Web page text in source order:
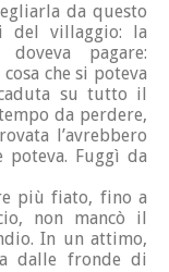
da questo
del villaggio: la
doveva pagare:
che si poteva
su tutto il
da perdere,
l’avrebbero
poteva. Fuggì da
più fiato, fino a
non mancò il
In un attimo,
dalle fronde di